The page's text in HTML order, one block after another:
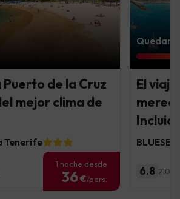
de la Cruz
mejor clima de
Tenerife
1 noche desde
36€/pers.
Quedan
El
6.8 210